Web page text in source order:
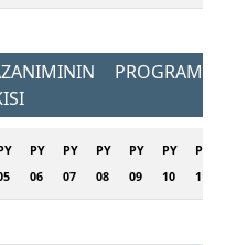
PROGRAM
PY
06
PY
07
PY
08
PY
09
PY
10
PY
11